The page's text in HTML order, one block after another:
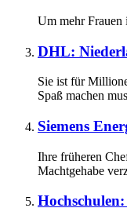
Um mehr Frauen
DHL:
Sie ist für
Spaß machen
Siemens
Ihre früheren
Machtgehabe